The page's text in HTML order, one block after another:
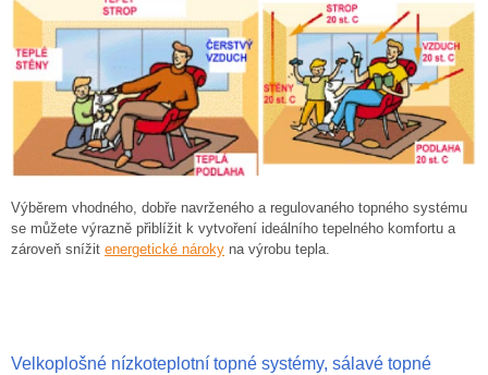
Výběrem vhodného, dobře navrženého a regulovaného topného systému
se můžete výrazně přiblížit k vytvoření ideálního tepelného komfortu a
zároveň snížit energetické nároky na výrobu tepla.
Velkoplošné nízkoteplotní topné systémy, sálavé topné